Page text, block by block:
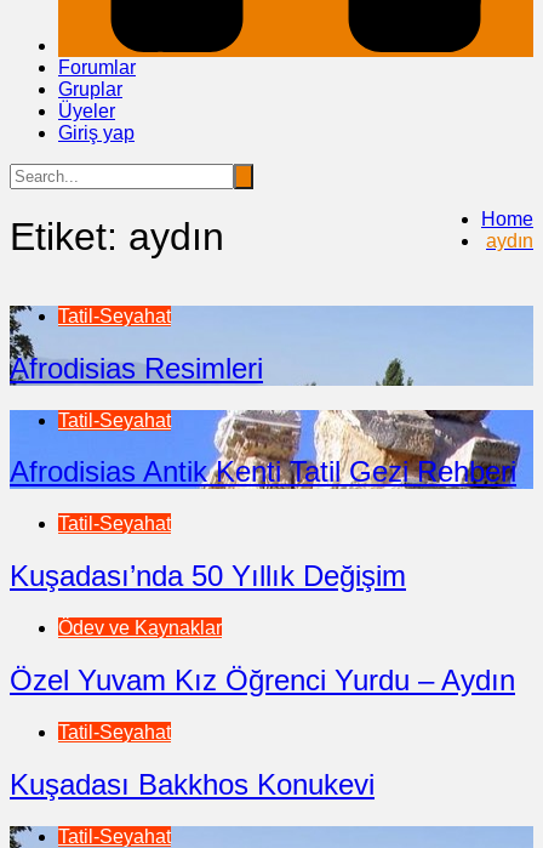
Forumlar
Gruplar
Üyeler
Giriş yap
Etiket: aydın
Home
aydın
Tatil-Seyahat
Afrodisias Resimleri
Tatil-Seyahat
Afrodisias Antik Kenti Tatil Gezi Rehberi
Tatil-Seyahat
Kuşadası’nda 50 Yıllık Değişim
Ödev ve Kaynaklar
Özel Yuvam Kız Öğrenci Yurdu – Aydın
Tatil-Seyahat
Kuşadası Bakkhos Konukevi
Tatil-Seyahat